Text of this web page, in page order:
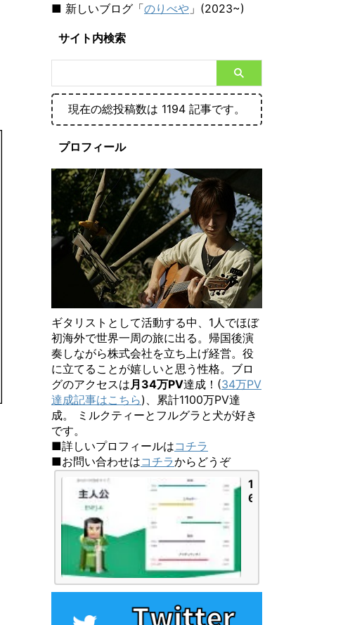
■ 新しいブログ「のりべや 」(2023~)
サイト内検索
現在の総投稿数は 1194 記事です。
プロフィール
ギタリストとして活動する中、1人でほぼ
初海外で世界一周の旅に出る。帰国後演
奏しながら株式会社を立ち上げ経営。役
に立てることが嬉しいと思う性格。ブロ
グのアクセスは 月34万PV達成！(34万PV
達成記事はこちら)、累計1100万PV達
成。 ミルクティーとフルグラと犬が好き
です。
■詳しいプロフィールはコチラ
■お問い合わせはコチラからどうぞ
1
6
n
a